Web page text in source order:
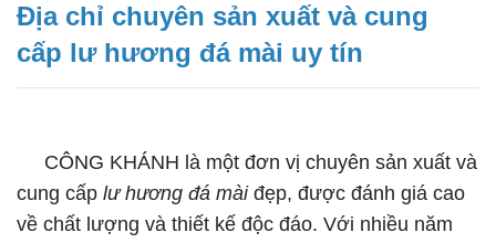
Địa chỉ chuyên sản xuất và cung
cấp lư hương đá mài uy tín
CÔNG KHÁNH là một đơn vị chuyên sản xuất và
cung cấp lư hương đá mài đẹp, được đánh giá cao
về chất lượng và thiết kế độc đáo. Với nhiều năm